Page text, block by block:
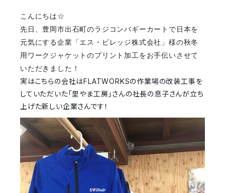
こんにちは☆
先日、豊岡市出石町のラジコンバギーカートで日本を
元気にする企業「エス・ビレッジ株式会社」様の秋冬
用ワークジャケットのプリント加工をお手伝いさせて
いただきました！
実はこちらの会社はFLATWORKSの作業場の改装工事を
していただいた「里やま工房」さんの社長の息子さんが立ち
上げた新しい企業さんです！